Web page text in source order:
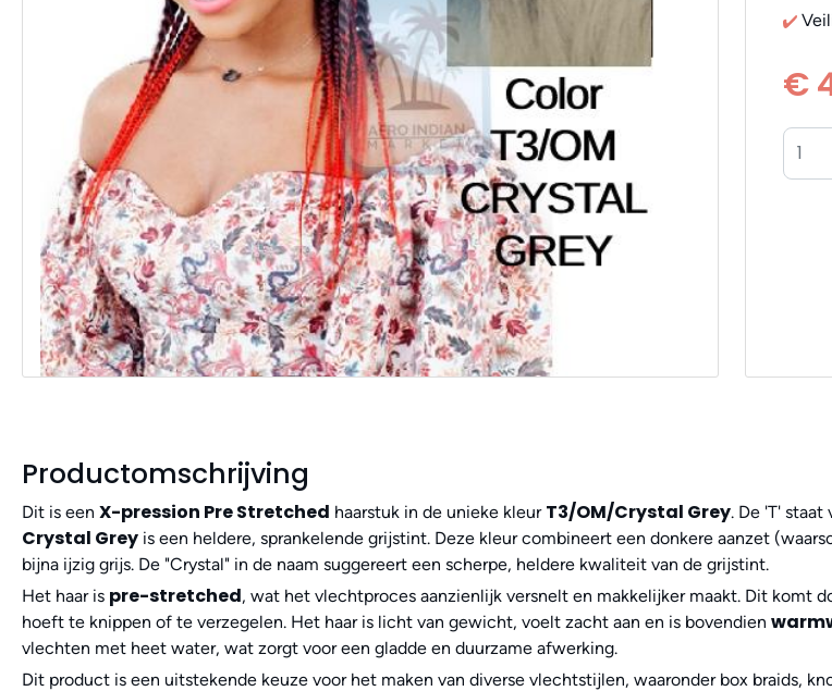
€
Productomschrijving
Dit is een X-pression Pre Stretched haarstuk in de unieke kleur T3/OM/Crystal Grey. De 'T' staat
Crystal Grey is een heldere, sprankelende grijstint. Deze kleur combineert een donkere aanzet
bijna ijzig grijs. De "Crystal" in de naam suggereert een scherpe, heldere kwaliteit van de grijstint.
Het haar is pre-stretched, wat het vlechtproces aanzienlijk versnelt en makkelijker maakt. Dit komt
hoeft te knippen of te verzegelen. Het haar is licht van gewicht, voelt zacht aan en is bovendien
vlechten met heet water, wat zorgt voor een gladde en duurzame afwerking.
Dit product is een uitstekende keuze voor het maken van diverse vlechtstijlen, waaronder box braids,